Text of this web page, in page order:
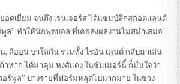
อดเยี่ยม จนถึง เรนเจอร์ส ได้แชมป์ลีกสกอตแลนด์
พูล” ทำให้นักฟุตบอล ที่เคยส่งผลงานไม่สม่ำเสมอ
, ลีออน บาโลกัน รวมทั้ง ไรอัน เคนต์ กลับมาเล่น
าหาก ได้มาคุม หงส์แดง ในซัมเมอร์นี้ ก็มั่นใจว่า
อร์พูล” บางรายที่ฟอร์มหลุดไปมากมาย ในช่วง